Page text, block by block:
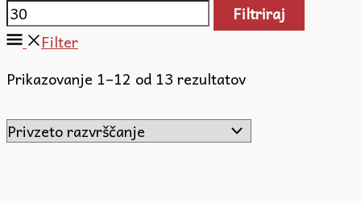
Filtriraj
Filter
Prikazovanje 1–12 od 13 rezultatov